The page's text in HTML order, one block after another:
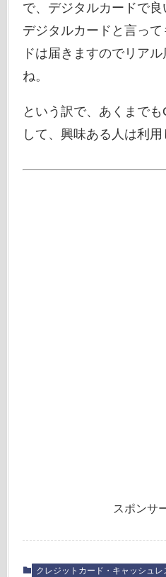
で、デジタルカードで良
デジタルカードと言っ
ドは届きますのでリア
ね。
という訳で、あくまで
して、興味ある人は利用
スポンサ
クレジットカード・キャッシュレ